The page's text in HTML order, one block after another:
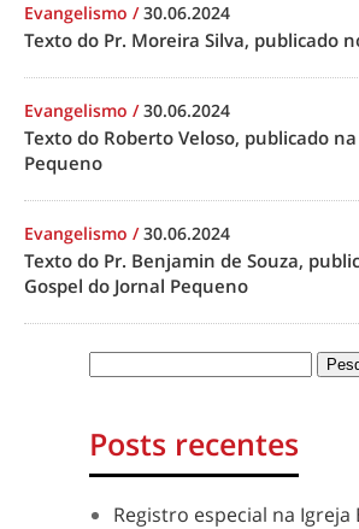
Evangelismo /30.06.2024
Texto do Pr. Moreira Silva, publicado
Evangelismo /30.06.2024
Texto do Roberto Veloso, publicado na
Pequeno
Evangelismo /30.06.2024
Texto do Pr. Benjamin de Souza,
Gospel do Jornal Pequeno
Posts recentes
Registro especial na Igreja